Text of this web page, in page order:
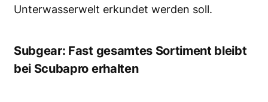
Unterwasserwelt erkundet werden soll.
Subgear: Fast gesamtes Sortiment bleibt
bei Scubapro erhalten